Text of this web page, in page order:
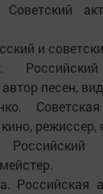
и
песен,
режиссер,
Российская